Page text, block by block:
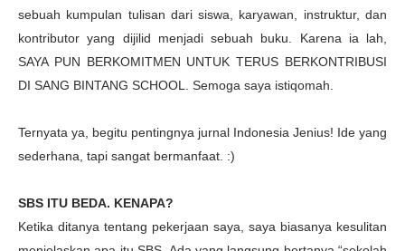
sebuah kumpulan tulisan dari siswa, karyawan, instruktur, dan
kontributor yang dijilid menjadi sebuah buku. Karena ia lah,
SAYA PUN BERKOMITMEN UNTUK TERUS BERKONTRIBUSI
DI SANG BINTANG SCHOOL. Semoga saya istiqomah.
Ternyata ya, begitu pentingnya jurnal Indonesia Jenius! Ide yang
sederhana, tapi sangat bermanfaat. :)
SBS ITU BEDA. KENAPA?
Ketika ditanya tentang pekerjaan saya, saya biasanya kesulitan